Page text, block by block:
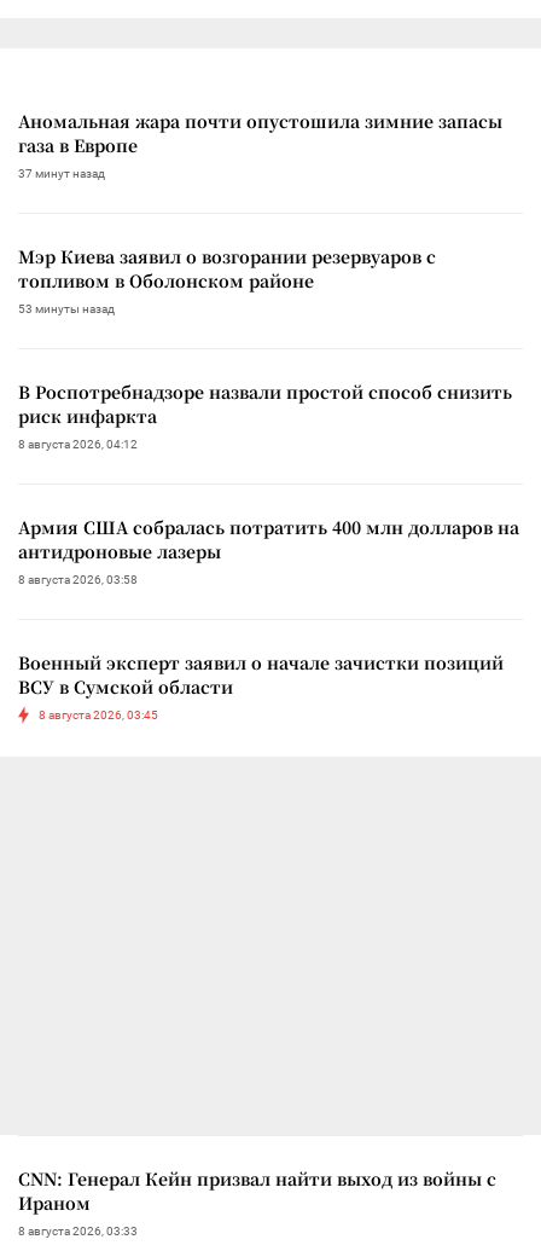
Аномальная жара почти опустошила зимние запасы
газа в Европе
37 минут назад
Мэр Киева заявил о возгорании резервуаров с
топливом в Оболонском районе
53 минуты назад
В Роспотребнадзоре назвали простой способ снизить
риск инфаркта
8 августа 2026, 04:12
Армия США собралась потратить 400 млн долларов на
антидроновые лазеры
8 августа 2026, 03:58
Военный эксперт заявил о начале зачистки позиций
ВСУ в Сумской области
8 августа 2026, 03:45
CNN: Генерал Кейн призвал найти выход из войны с
Ираном
8 августа 2026, 03:33